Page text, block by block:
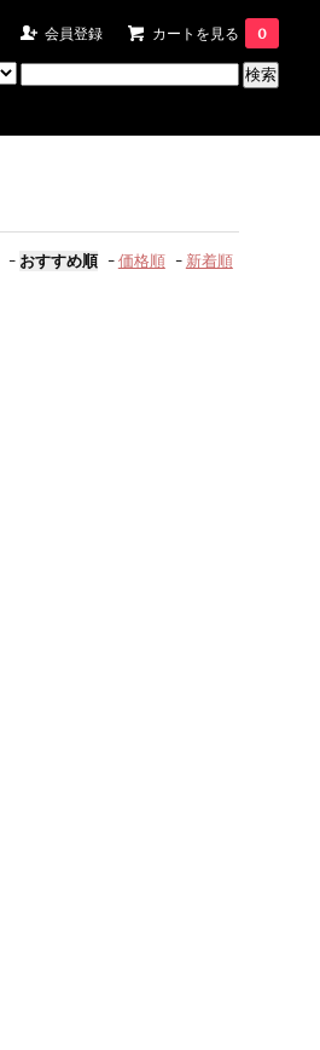
会員登録 カートを見る 0
- おすすめ順 -価格順 - 新着順